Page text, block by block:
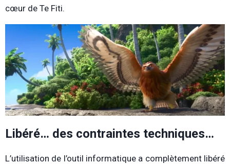
cœur de Te Fiti.
Libéré… des contraintes techniques…
L’utilisation de l’outil informatique a complètement libéré